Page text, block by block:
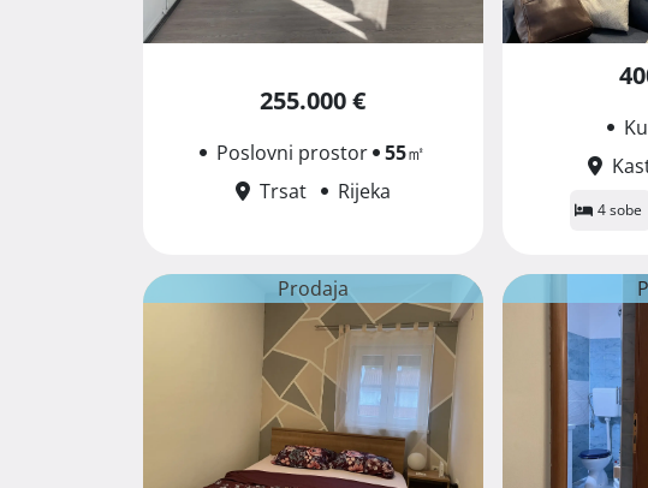
255.000 €
Poslovni prostor 55㎡
Trsat
Rijeka
4 sobe
Prodaja